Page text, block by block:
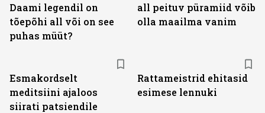
Daami legendil on
tõepõhi all või on see
puhas müüt?
all peituv püramiid võib
olla maailma vanim
Esmakordselt
meditsiini ajaloos
siirati patsiendile
Rattameistrid ehitasid
esimese lennuki